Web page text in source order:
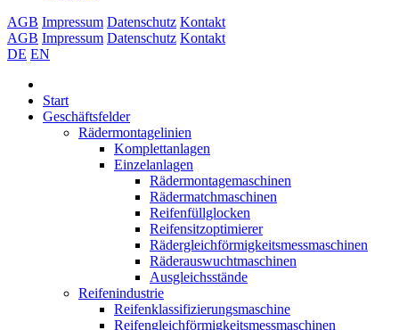
AGB Impressum Datenschutz Kontakt
AGB Impressum Datenschutz Kontakt
DE EN
Start
Geschäftsfelder
Rädermontagelinien
Komplettanlagen
Einzelanlagen
Rädermontagemaschinen
Rädermatchmaschinen
Reifenfüllglocken
Reifensitzoptimierer
Rädergleichförmigkeitsmessmaschinen
Räderauswuchtmaschinen
Ausgleichsstände
Reifenindustrie
Reifenklassifizierungsmaschine
Reifengleichförmigkeitsmessmaschinen